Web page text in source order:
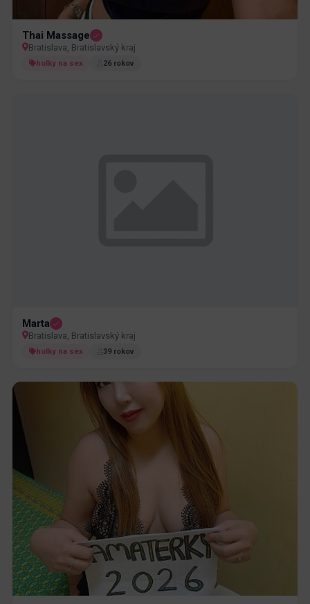
Thai Massage
Bratislava, Bratislavský kraj
holky na sex 26 rokov
Marta
Bratislava, Bratislavský kraj
holky na sex 39 rokov